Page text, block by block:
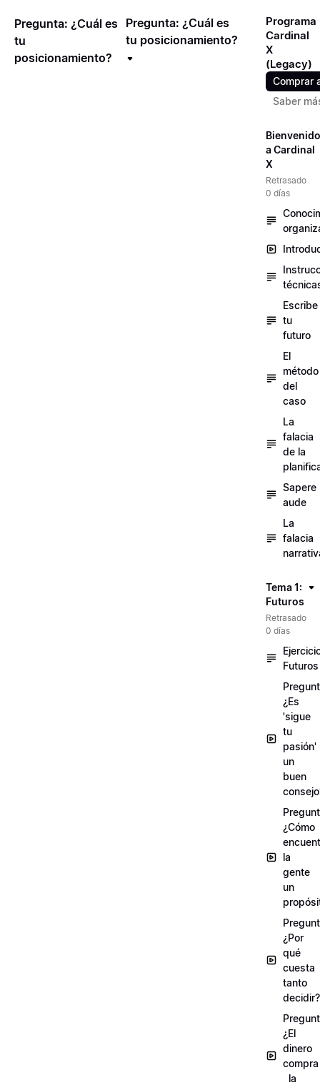
Pregunta: ¿Cuál es
tu
posicionamiento?
Pregunta: ¿Cuál es
tu posicionamiento?
Programa
Cardinal
X
(Legacy)
Comprar
Saber
Bienvenido
a Cardinal
X
Retrasado
0 días
Escribe
tu
futuro
El
método
del
caso
La
falacia
de la
Sapere
aude
La
falacia
Tema 1:
Futuros
Retrasado
0 días
Futuros
¿Es
'sigue
tu
pasión'
un
buen
¿Cómo
la
gente
un
¿Por
qué
cuesta
tanto
decidir?
¿El
dinero
compra
la